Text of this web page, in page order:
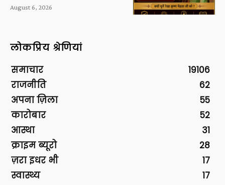
August 6, 2026
लोकप्रिय श्रेणियां
समाचार
19106
राजनीति
62
अपना ज़िला
55
कारोबार
52
आस्था
31
क्राइम ब्यूरो
28
ज़रा इधर भी
17
स्वास्थ्य
17